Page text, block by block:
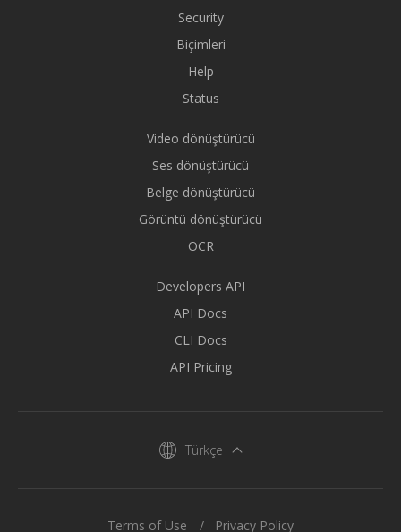
Security
Biçimleri
Help
Status
Video dönüştürücü
Ses dönüştürücü
Belge dönüştürücü
Görüntü dönüştürücü
OCR
Developers API
API Docs
CLI Docs
API Pricing
Türkçe
Terms of Use Privacy Policy